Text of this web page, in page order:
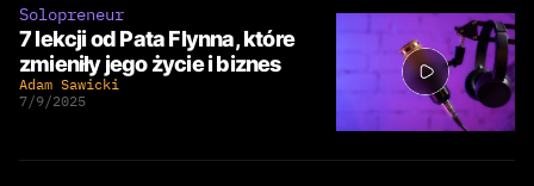
Solopreneur
7 lekcji od Pata Flynna, które
zmieniły jego życie i biznes
Adam Sawicki
7/9/2025